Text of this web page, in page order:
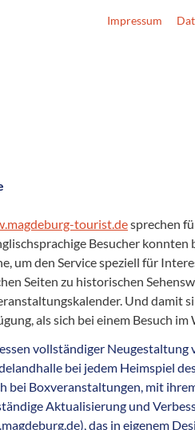
Impressum
tourist.desprechen
Besucher konnten
den Service speziell für
Seiten zu historischen
Und damit
als sich bei einem Besuch im
vollständiger Neugestaltung
bei jedem Heimspiel
Boxveranstaltungen, mit
Aktualisierung und
), das in eigenem